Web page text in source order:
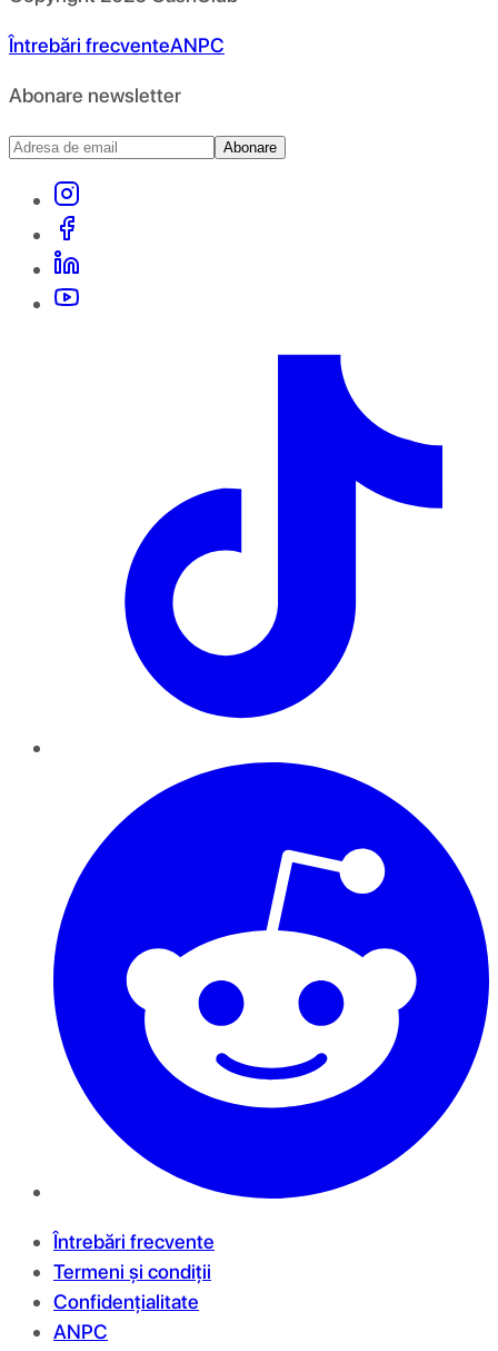
Întrebări frecventeANPC
Abonare newsletter
Abonare
Întrebări frecvente
Termeni și condiții
Confidențialitate
ANPC